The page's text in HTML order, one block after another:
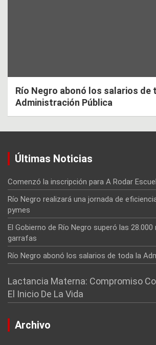
Río Negro abonó los salarios de
Administración Pública
Últimas Noticias
Comenzó la inscripción para A Rodar
Río Negro realizará una jornada de
pymes
El Gobierno de Río Negro superó las 28.000
garrafas
Río Negro abonó los salarios de toda la
Lactancia Materna: Compromiso
El Inicio De La Vida
Archivo